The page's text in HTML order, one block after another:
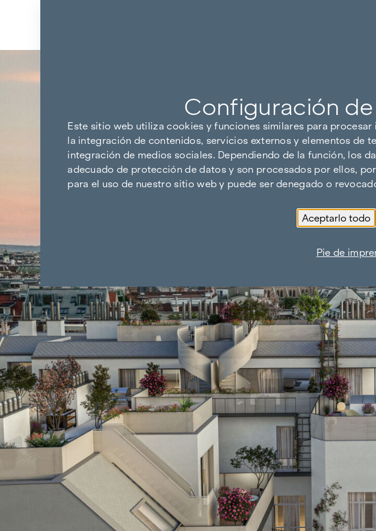
Volver a los resultados
Configuración
Este sitio web utiliza cookies y funciones similares para
la integración de contenidos, servicios externos y elementos de
integración de medios sociales. Dependiendo de la función, los
adecuado de protección de datos y son procesados por ellos,
para el uso de nuestro sitio web y puede ser denegado o
Aceptarlo todo
Pie de